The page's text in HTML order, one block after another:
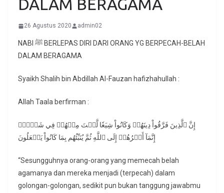
DALAM BERAGAMA
26 Agustus 2020 admin02
NABI ﷺ BERLEPAS DIRI DARI ORANG YG BERPECAH-BELAH
DALAM BERAGAMA
Syaikh Shalih bin Abdillah Al-Fauzan hafizhahullah :
Allah Taala berfirman :
إِنَّ ٱلَّذِينَ فَرَّقُواْ دِينَهُمۡ وَكَانُواْ شِيَعٗا لَّسۡتَ مِنۡهُمۡ فِي شَيۡءٍۚ
إِنَّمَآ أَمۡرُهُمۡ إِلَى ٱللَّهِ ثُمَّ يُنَبِّئُهُم بِمَا كَانُواْ يَفۡعَلُونَ
“Sesungguhnya orang-orang yang memecah belah
agamanya dan mereka menjadi (terpecah) dalam
golongan-golongan, sedikit pun bukan tanggung jawabmu